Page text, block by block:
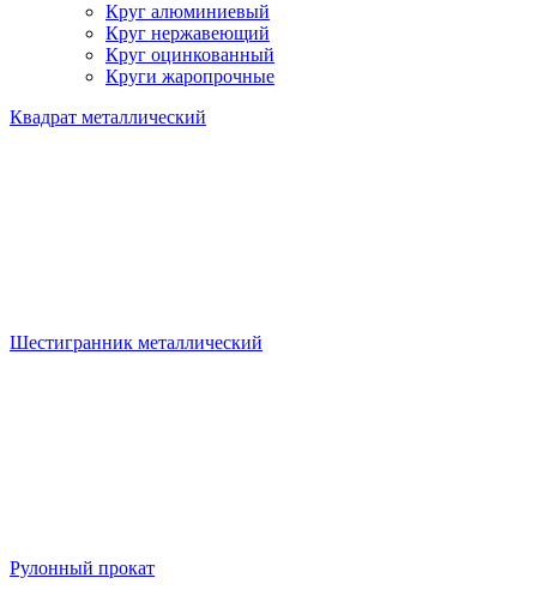
Круг алюминиевый
Круг нержавеющий
Круг оцинкованный
Круги жаропрочные
Квадрат металлический
Шестигранник металлический
Рулонный прокат